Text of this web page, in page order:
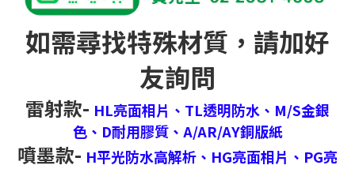
如需尋找特殊材質，請加好
友詢問
雷射款- HL亮面相片、 TL透明防水、 M/S金銀
色、 D耐用膠質、 A/AR/AY銅版紙
噴墨款- H平光防水高解析、 HG亮面相片、 PG亮